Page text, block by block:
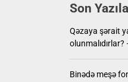
Son
Qəzaya şərait
olunmalıdırlar?
Binədə meşə